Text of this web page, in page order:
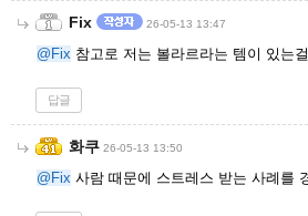
Fix 26-05-13 13:47
@Fix 참고로 저는 볼라르라는 템이 있는
답글
화쿠 26-05-13 13:50
@Fix 사람 때문에 스트레스 받는 사례를